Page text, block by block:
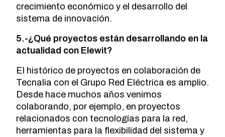
crecimiento económico y el desarrollo del
sistema de innovación.
5.-¿Qué proyectos están desarrollando en la
actualidad con Elewit?
El histórico de proyectos en colaboración de
Tecnalia con el Grupo Red Eléctrica es amplio.
Desde hace muchos años venimos
colaborando, por ejemplo, en proyectos
relacionados con tecnologías para la red,
herramientas para la flexibilidad del sistema y